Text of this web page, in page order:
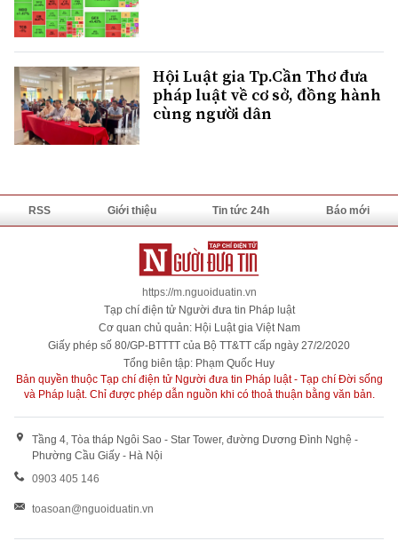
Hội Luật gia Tp.Cần Thơ đưa
pháp luật về cơ sở, đồng hành
cùng người dân
RSS Giới thiệu Tin tức 24h Báo mới
https://m.nguoiduatin.vn
Tạp chí điện tử Người đưa tin Pháp luật
Cơ quan chủ quản: Hội Luật gia Việt Nam
Giấy phép số 80/GP-BTTTT của Bộ TT&TT cấp ngày 27/2/2020
Tổng biên tập: Phạm Quốc Huy
Bản quyền thuộc Tạp chí điện tử Người đưa tin Pháp luật - Tạp chí Đời sống
và Pháp luật. Chỉ được phép dẫn nguồn khi có thoả thuận bằng văn bản.
Tầng 4, Tòa tháp Ngôi Sao - Star Tower, đường Dương Đình Nghệ -
Phường Cầu Giấy - Hà Nội
0903 405 146
toasoan@nguoiduatin.vn